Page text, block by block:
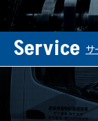
Service サ